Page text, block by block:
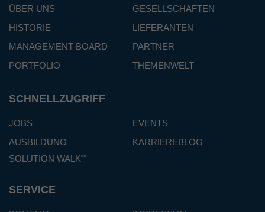
ÜBER UNS
GESELLSCHAFTEN
HISTORIE
LIEFERANTEN
MANAGEMENT BOARD
PARTNER
PORTFOLIO
THEMENWELT
SCHNELLZUGRIFF
JOBS
EVENTS
AUSBILDUNG
KARRIEREBLOG
SOLUTION WALK®
SERVICE